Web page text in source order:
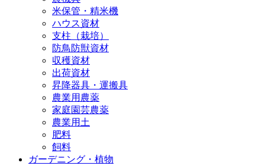
米保管・精米機
ハウス資材
支柱（栽培）
防鳥防獣資材
収穫資材
出荷資材
昇降器具・運搬具
農業用農薬
家庭園芸農薬
農業用土
肥料
飼料
ガーデニング・植物